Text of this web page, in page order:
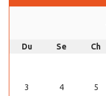
Du Se Ch
3 4 5